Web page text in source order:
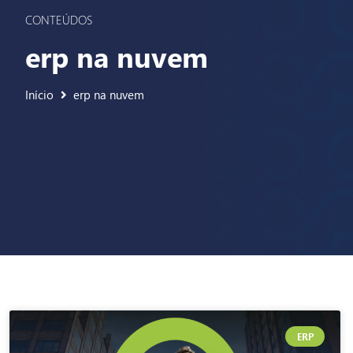
CONTEÚDOS
erp na nuvem
Início erp na nuvem
ERP